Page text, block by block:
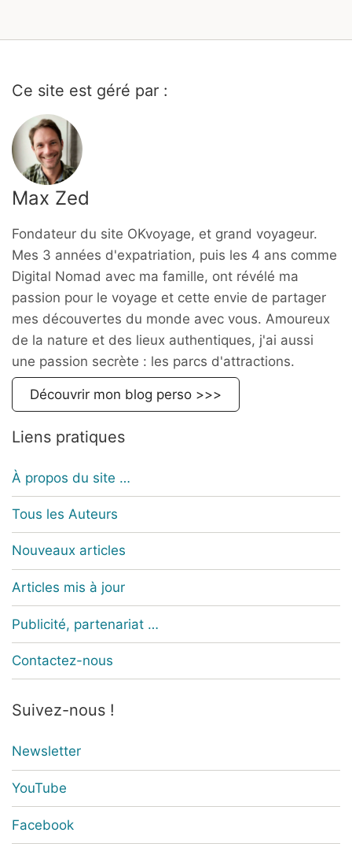
Ce site est géré par :
Max Zed
Fondateur du site OKvoyage, et grand voyageur.
Mes 3 années d'expatriation, puis les 4 ans comme
Digital Nomad avec ma famille, ont révélé ma
passion pour le voyage et cette envie de partager
mes découvertes du monde avec vous. Amoureux
de la nature et des lieux authentiques, j'ai aussi
une passion secrète : les parcs d'attractions.
Découvrir mon blog perso >>>
Liens pratiques
À propos du site …
Tous les Auteurs
Nouveaux articles
Articles mis à jour
Publicité, partenariat …
Contactez-nous
Suivez-nous !
Newsletter
YouTube
Facebook